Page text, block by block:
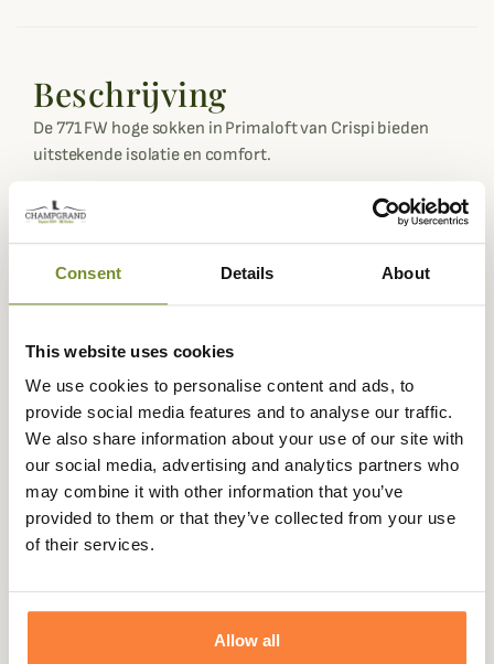
Consent Details About
This website uses cookies
We use cookies to personalise content and ads, to
provide social media features and to analyse our traffic.
We also share information about your use of our site with
our social media, advertising and analytics partners who
may combine it with other information that you’ve
provided to them or that they’ve collected from your use
of their services.
Allow all
Beschrijving
De 771 FW hoge sokken in Primaloft van Crispi bieden
uitstekende isolatie en comfort.
Deze Crispi jachtsokken hebben een elastische band voor
een uitstekende ondersteuning.
schuren en biedt veel comfort.
uitstekend thermisch comfort terwijl ze je voeten droog
Samenstelling:
Primaloft Polyester: 30%
Primaloft Merinoswol: 30%
Acryl: 16%
Polyamide: 20%